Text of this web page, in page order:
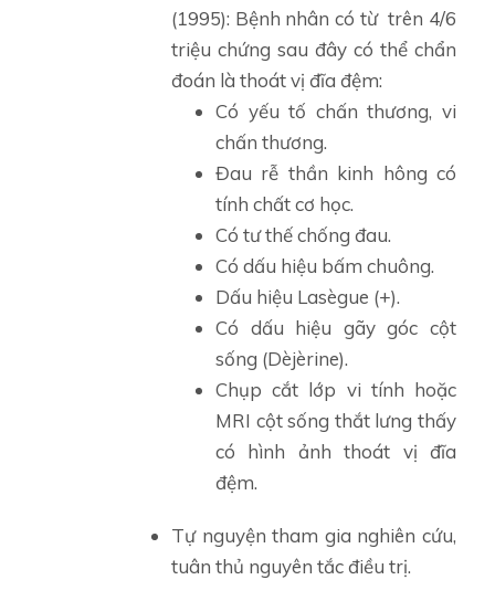
(1995): Bệnh nhân có từ trên 4/6
triệu chứng sau đây có thể chẩn
đoán là thoát vị đĩa đệm:
Có yếu tố chấn thương, vi
chấn thương.
Đau rễ thần kinh hông có
tính chất cơ học.
Có tư thế chống đau.
Có dấu hiệu bấm chuông.
Dấu hiệu Lasègue (+).
Có dấu hiệu gãy góc cột
sống (Dèjèrine).
Chụp cắt lớp vi tính hoặc
MRI cột sống thắt lưng thấy
có hình ảnh thoát vị đĩa
đệm.
Tự nguyện tham gia nghiên cứu,
tuân thủ nguyên tắc điều trị.